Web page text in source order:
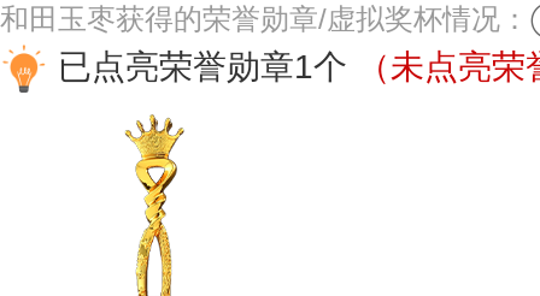
和田玉枣获得的荣誉勋章/虚拟奖杯情况：
已点亮荣誉勋章1个 （未点亮